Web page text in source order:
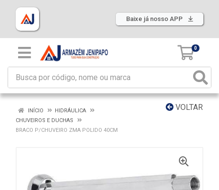
Baixe já nosso APP
0
VOLTAR
INÍCIO
HIDRÁULICA
CHUVEIROS E DUCHAS
BRACO P/CHUVEIRO ZMA POLIDO 40CM